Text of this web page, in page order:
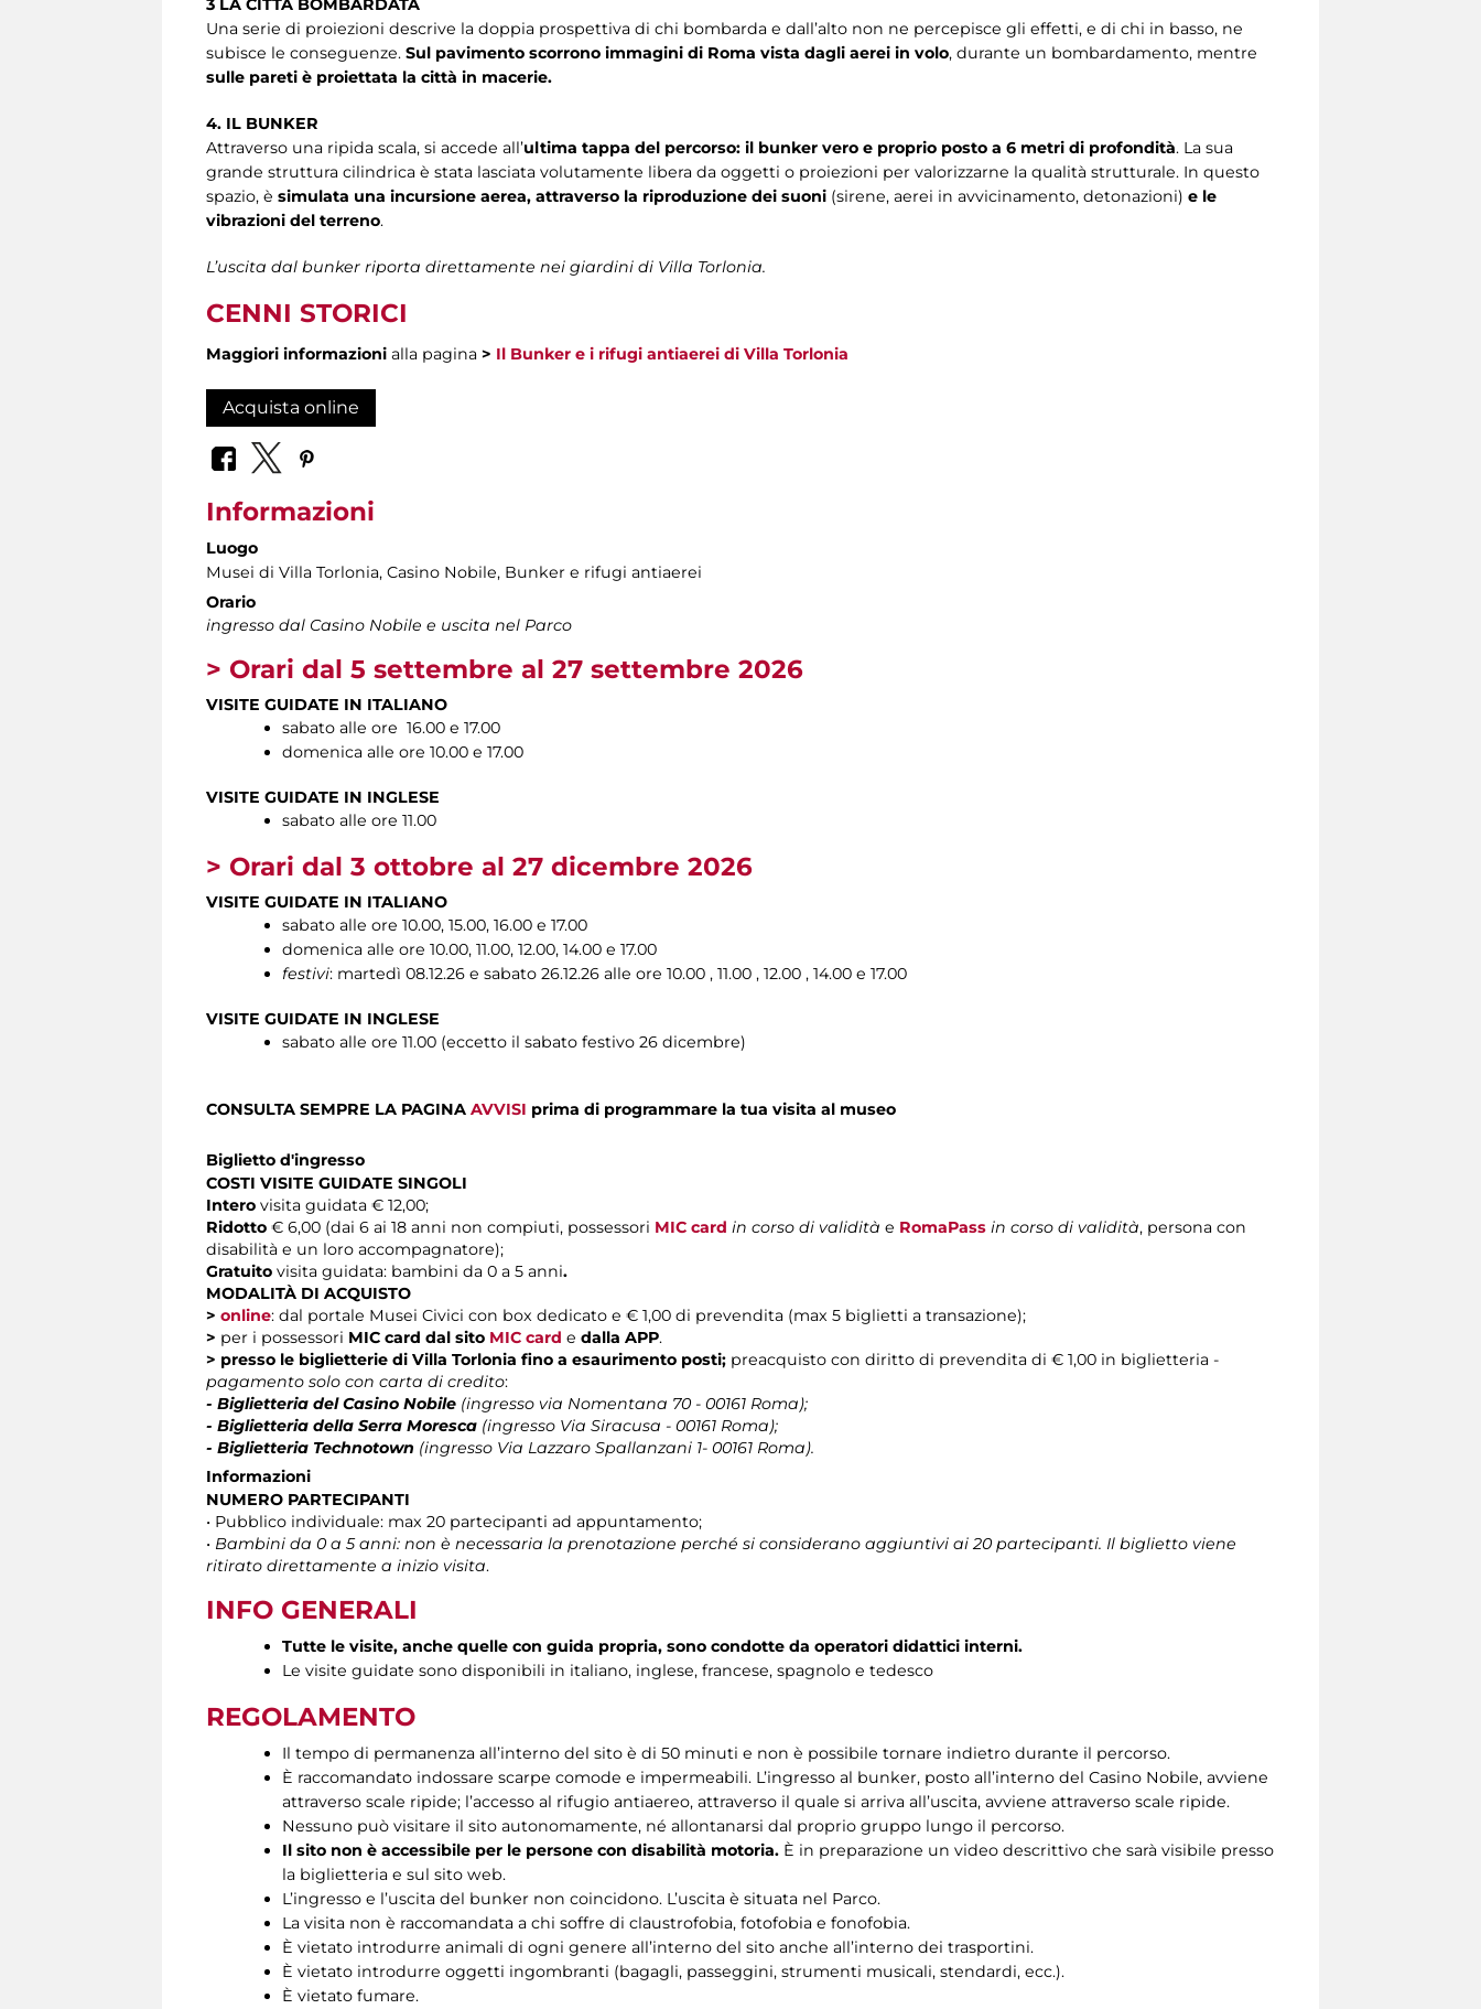
3 LA CITTÀ BOMBARDATA
Una serie di proiezioni descrive la doppia prospettiva di chi bombarda e dall’alto non ne percepisce gli effetti, e di chi in basso, ne
subisce le conseguenze. Sul pavimento scorrono immagini di Roma vista dagli aerei in volo, durante un bombardamento, mentre
sulle pareti è proiettata la città in macerie.
4. IL BUNKER
Attraverso una ripida scala, si accede all’ultima tappa del percorso: il bunker vero e proprio posto a 6 metri di profondità. La sua
grande struttura cilindrica è stata lasciata volutamente libera da oggetti o proiezioni per valorizzarne la qualità strutturale. In questo
spazio, è simulata una incursione aerea, attraverso la riproduzione dei suoni (sirene, aerei in avvicinamento, detonazioni) e le
vibrazioni del terreno.
L’uscita dal bunker riporta direttamente nei giardini di Villa Torlonia.
CENNI STORICI
Maggiori informazioni alla pagina > Il Bunker e i rifugi antiaerei di Villa Torlonia
Acquista online
Informazioni
Luogo
Musei di Villa Torlonia, Casino Nobile, Bunker e rifugi antiaerei
Orario
ingresso dal Casino Nobile e uscita nel Parco
> Orari dal 5 settembre al 27 settembre 2026
VISITE GUIDATE IN ITALIANO
sabato alle ore 16.00 e 17.00
domenica alle ore 10.00 e 17.00
VISITE GUIDATE IN INGLESE
sabato alle ore 11.00
> Orari dal 3 ottobre al 27 dicembre 2026
VISITE GUIDATE IN ITALIANO
sabato alle ore 10.00, 15.00, 16.00 e 17.00
domenica alle ore 10.00, 11.00, 12.00, 14.00 e 17.00
festivi: martedì 08.12.26 e sabato 26.12.26 alle ore 10.00 , 11.00 , 12.00 , 14.00 e 17.00
VISITE GUIDATE IN INGLESE
sabato alle ore 11.00 (eccetto il sabato festivo 26 dicembre)
CONSULTA SEMPRE LA PAGINA AVVISI prima di programmare la tua visita al museo
Biglietto d'ingresso
COSTI VISITE GUIDATE SINGOLI
Intero visita guidata € 12,00;
Ridotto € 6,00 (dai 6 ai 18 anni non compiuti, possessori MIC card in corso di validità e RomaPass in corso di validità, persona con
disabilità e un loro accompagnatore);
Gratuito visita guidata: bambini da 0 a 5 anni.
MODALITÀ DI ACQUISTO
> online: dal portale Musei Civici con box dedicato e € 1,00 di prevendita (max 5 biglietti a transazione);
> per i possessori MIC card dal sito MIC card e dalla APP.
> presso le biglietterie di Villa Torlonia fino a esaurimento posti; preacquisto con diritto di prevendita di € 1,00 in biglietteria -
pagamento solo con carta di credito:
- Biglietteria del Casino Nobile (ingresso via Nomentana 70 - 00161 Roma);
- Biglietteria della Serra Moresca (ingresso Via Siracusa - 00161 Roma);
- Biglietteria Technotown (ingresso Via Lazzaro Spallanzani 1- 00161 Roma).
Informazioni
NUMERO PARTECIPANTI
• Pubblico individuale: max 20 partecipanti ad appuntamento;
• Bambini da 0 a 5 anni: non è necessaria la prenotazione perché si considerano aggiuntivi ai 20 partecipanti. Il biglietto viene
ritirato direttamente a inizio visita.
INFO GENERALI
Tutte le visite, anche quelle con guida propria, sono condotte da operatori didattici interni.
Le visite guidate sono disponibili in italiano, inglese, francese, spagnolo e tedesco
REGOLAMENTO
Il tempo di permanenza all’interno del sito è di 50 minuti e non è possibile tornare indietro durante il percorso.
È raccomandato indossare scarpe comode e impermeabili. L’ingresso al bunker, posto all’interno del Casino Nobile, avviene
attraverso scale ripide; l’accesso al rifugio antiaereo, attraverso il quale si arriva all’uscita, avviene attraverso scale ripide.
Nessuno può visitare il sito autonomamente, né allontanarsi dal proprio gruppo lungo il percorso.
Il sito non è accessibile per le persone con disabilità motoria.È in preparazione un video descrittivo che sarà visibile presso
la biglietteria e sul sito web.
L’ingresso e l’uscita del bunker non coincidono. L’uscita è situata nel Parco.
La visita non è raccomandata a chi soffre di claustrofobia, fotofobia e fonofobia.
È vietato introdurre animali di ogni genere all’interno del sito anche all’interno dei trasportini.
È vietato introdurre oggetti ingombranti (bagagli, passeggini, strumenti musicali, stendardi, ecc.).
È vietato fumare.